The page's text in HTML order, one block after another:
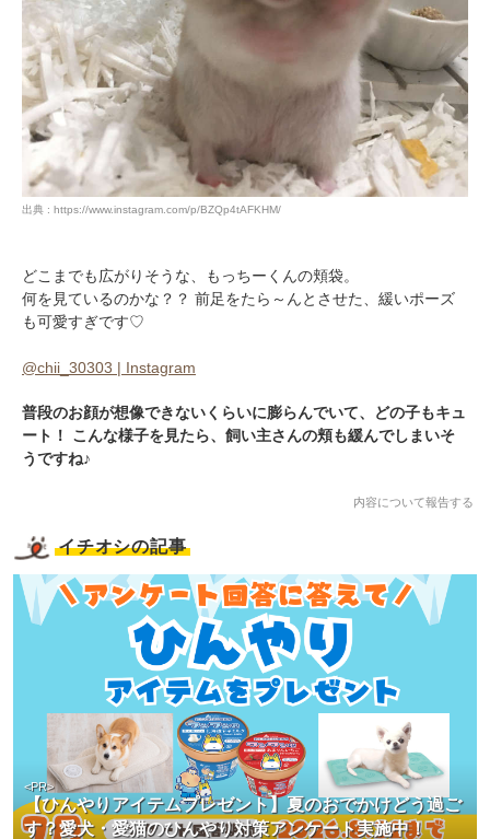
出典 : https://www.instagram.com/p/BZQp4tAFKHM/
どこまでも広がりそうな、もっちーくんの頬袋。
何を見ているのかな？？ 前足をたら～んとさせた、緩いポーズ
も可愛すぎです♡
@chii_30303 | Instagram
普段のお顔が想像できないくらいに膨らんでいて、どの子もキュ
ート！ こんな様子を見たら、飼い主さんの頬も緩んでしまいそ
うですね♪
内容について報告する
イチオシの記事
【ひんやりアイテムプレゼント】夏のおでかけどう過ご
す？愛犬・愛猫のひんやり対策アンケート実施中！
<PR>